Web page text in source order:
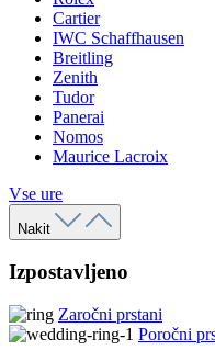
Cartier
IWC Schaffhausen
Breitling
Zenith
Tudor
Panerai
Nomos
Maurice Lacroix
Vse ure
Nakit
Izpostavljeno
Zaročni prstani
Poročni